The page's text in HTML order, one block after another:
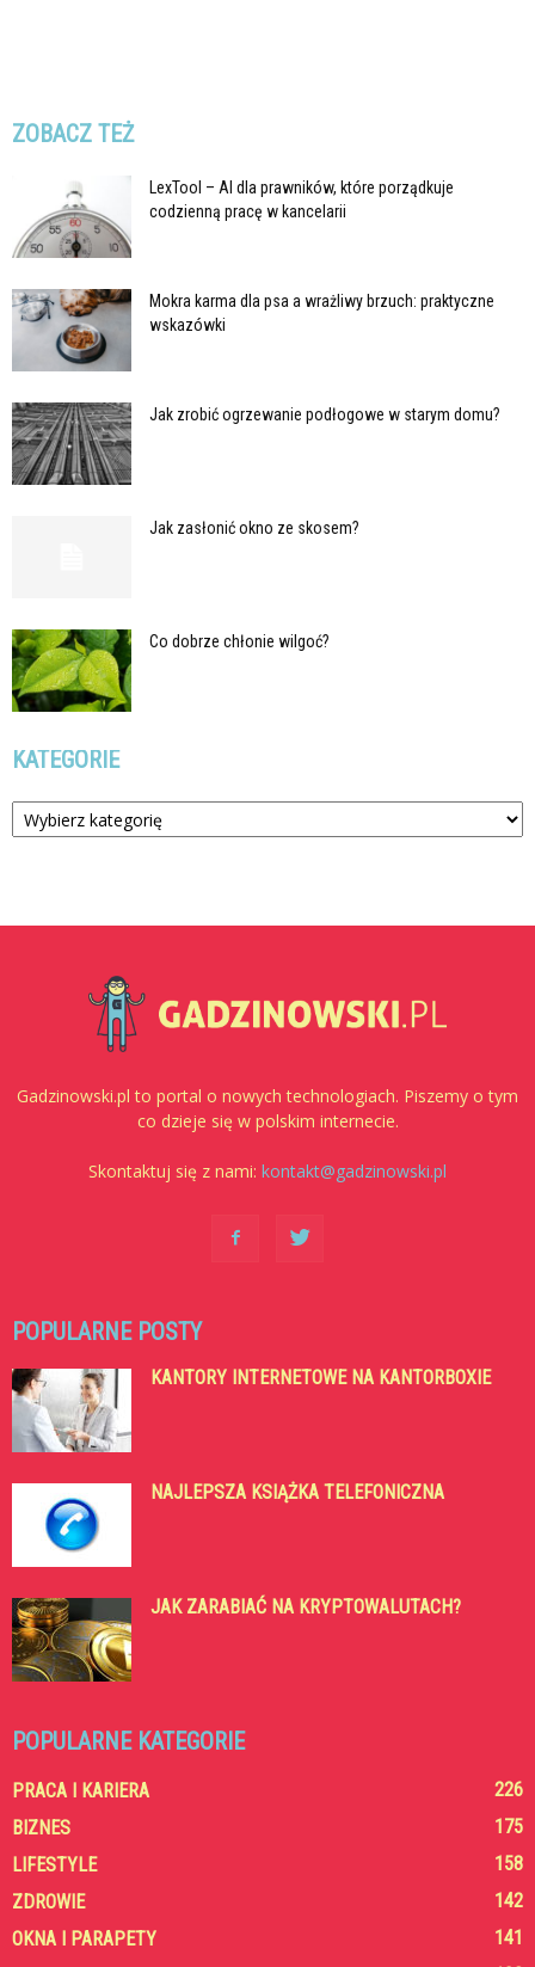
ZOBACZ TEŻ
LexTool – AI dla prawników, które porządkuje
codzienną pracę w kancelarii
Mokra karma dla psa a wrażliwy brzuch: praktyczne
wskazówki
Jak zrobić ogrzewanie podłogowe w starym domu?
Jak zasłonić okno ze skosem?
Co dobrze chłonie wilgoć?
KATEGORIE
Kategorie
Gadzinowski.pl to portal o nowych technologiach. Piszemy o tym
co dzieje się w polskim internecie.
Skontaktuj się z nami: kontakt@gadzinowski.pl
POPULARNE POSTY
KANTORY INTERNETOWE NA KANTORBOXIE
NAJLEPSZA KSIĄŻKA TELEFONICZNA
JAK ZARABIAĆ NA KRYPTOWALUTACH?
POPULARNE KATEGORIE
PRACA I KARIERA
226
BIZNES
175
LIFESTYLE
158
ZDROWIE
142
OKNA I PARAPETY
141